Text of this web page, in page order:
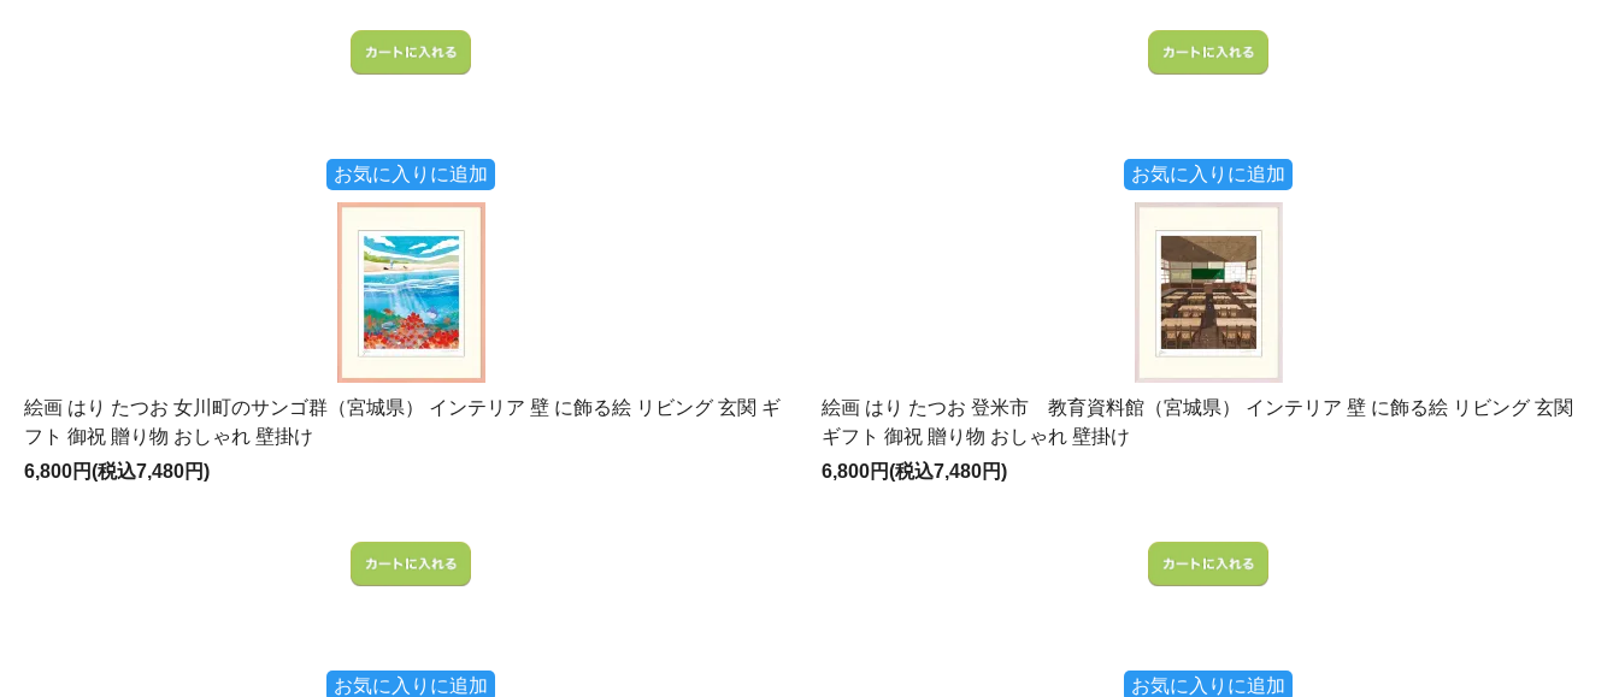
お気に入りに追加 お気に入りに追加
絵画 はり たつお 女川町のサンゴ群（宮城県） インテリア 壁 に飾る絵 リビング 玄関 ギ
フト 御祝 贈り物 おしゃれ 壁掛け
6,800円(税込7,480円)
お気に入りに追加
絵画 はり たつお 登米市 教育資料館（宮城県） インテリア 壁 に飾る絵 リビング 玄関
ギフト 御祝 贈り物 おしゃれ 壁掛け
6,800円(税込7,480円)
お気に入りに追加